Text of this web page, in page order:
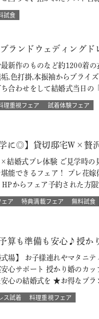
試食
ランドウェディング
新作のものなど約1200着
,色打掛,本振袖からブライ
合わせをして結婚式当日
理重視フェア
試着体験フェア
学に◎】貸切邸宅W×贅
婚式プレ体験 ご見学時の
能できるフェア！ プレ花
からフェア予約された方
ア 特典満載フェア
無料試食
算も準備も安心♪授か
式場】 お子様連れやマタニ
心サポート 授かり婚のカ
安心の結婚式を ★お得なプ
ス試着 料理重視フェア